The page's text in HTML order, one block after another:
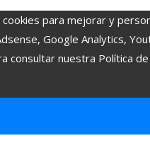
para mejorar y
Google Analytics,
consultar nuestra Política